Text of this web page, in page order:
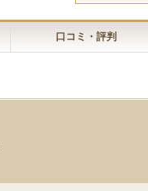
口コミ・評判